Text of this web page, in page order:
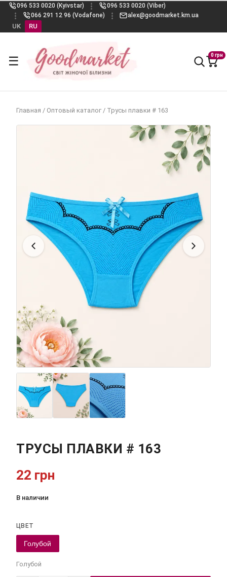
096 533 0020 (Kyivstar)
096 533 0020 (Viber)
066 291 12 96 (Vodafone)
alex@goodmarket.km.ua
UK RU
☰ 0 грн
Главная / Оптовый каталог / Трусы плавки # 163
ТРУСЫ ПЛАВКИ # 163
22 грн
В наличии
ЦВЕТ
Голубой
Голубой